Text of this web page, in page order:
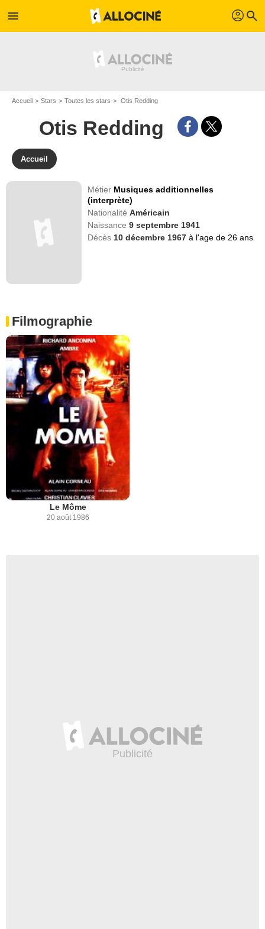
menu profil search
Accueil Stars Toutes les stars Otis Redding
Otis Redding
Accueil
Métier Musiques additionnelles
(interprète)
NationalitéAméricain
Naissance9 septembre 1941
Décès 10 décembre 1967à l'age de 26 ans
Filmographie
Le Môme
20 août 1986